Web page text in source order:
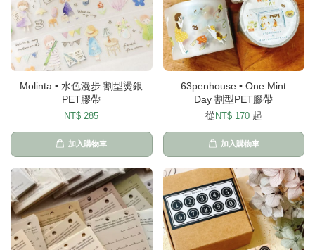
Molinta • 水色漫步 割型燙銀
PET膠帶
NT$ 285
加入購物車
63penhouse • One Mint
Day 割型PET膠帶
從 NT$ 170 起
加入購物車